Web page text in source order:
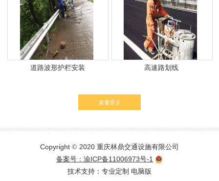
道路波形护栏安装 高速路划线
Copyright © 2020 重庆林鼎交通设施有限公司
备案号：渝ICP备11006973号-1
技术支持：专业定制 电脑版